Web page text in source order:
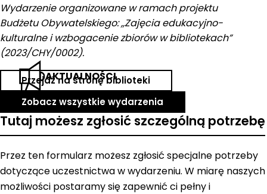
AKTUALNOŚCI
Wydarzenie organizowane w ramach projektu
Budżetu Obywatelskiego: ,,Zajęcia edukacyjno-
kulturalne i wzbogacenie zbiorów w bibliotekach”
(2023/CHY/0002).
Przejdź na stronę biblioteki
Zobacz wszystkie wydarzenia
Tutaj możesz zgłosić szczególną potrzebę
Przez ten formularz możesz zgłosić specjalne potrzeby
dotyczące uczestnictwa w wydarzeniu. W miarę naszych
możliwości postaramy się zapewnić ci pełny i